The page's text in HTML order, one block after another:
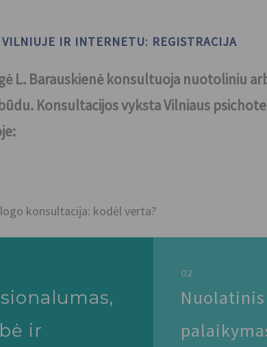
VILNIUJE IR INTERNETU: REGISTRACIJA
L. Barauskienė konsultuoja nuotoliniu
Konsultacijos vyksta Vilniaus
konsultacija: kodėl verta?
ir
02.
Nuolatinis